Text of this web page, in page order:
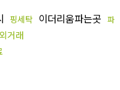
핑세탁 이더리움파는곳 파
거래